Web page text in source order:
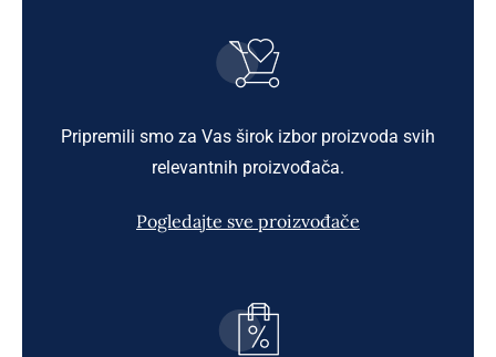
Pripremili smo za Vas širok izbor proizvoda svih
relevantnih proizvođača.
Pogledajte sve proizvođače